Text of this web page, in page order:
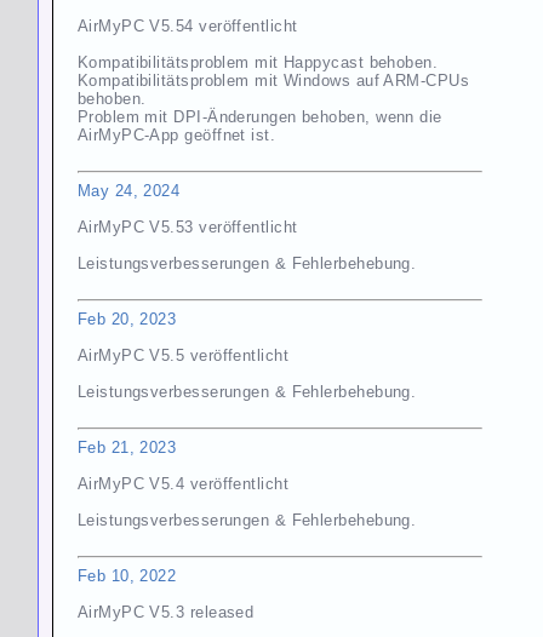
AirMyPC V5.54 veröffentlicht
Kompatibilitätsproblem mit Happycast behoben.
Kompatibilitätsproblem mit Windows auf ARM-CPUs
behoben.
Problem mit DPI-Änderungen behoben, wenn die
AirMyPC-App geöffnet ist.
May 24, 2024
AirMyPC V5.53 veröffentlicht
Leistungsverbesserungen & Fehlerbehebung.
Feb 20, 2023
AirMyPC V5.5 veröffentlicht
Leistungsverbesserungen & Fehlerbehebung.
Feb 21, 2023
AirMyPC V5.4 veröffentlicht
Leistungsverbesserungen & Fehlerbehebung.
Feb 10, 2022
AirMyPC V5.3 released